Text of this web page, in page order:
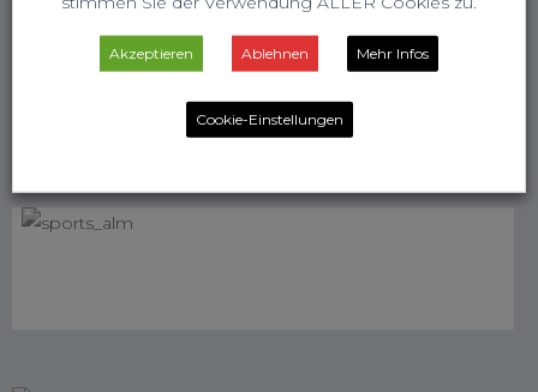
Akzeptieren Ablehnen Mehr Infos
Cookie-Einstellungen